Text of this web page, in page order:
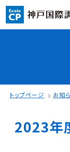
ここから始まる私の
トップページ お知
2023年